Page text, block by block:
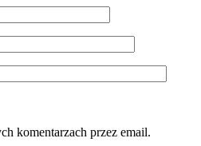
komentarzach przez email.